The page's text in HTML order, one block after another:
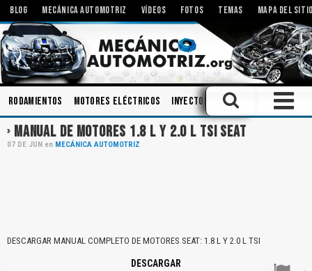
BLOG MECÁNICA AUTOMOTRIZ VÍDEOS FOTOS TEMAS MAPA DEL
Rodamientos Motores Eléctricos Inyectores Aceites
MANUAL DE MOTORES 1.8 L Y 2.0 L TSI SEAT
07 DE JUN en MECÁNICA AUTOMOTRIZ
DESCARGAR MANUAL COMPLETO DE MOTORES SEAT: 1.8 L Y 2.0 L TSI
DESCARGAR